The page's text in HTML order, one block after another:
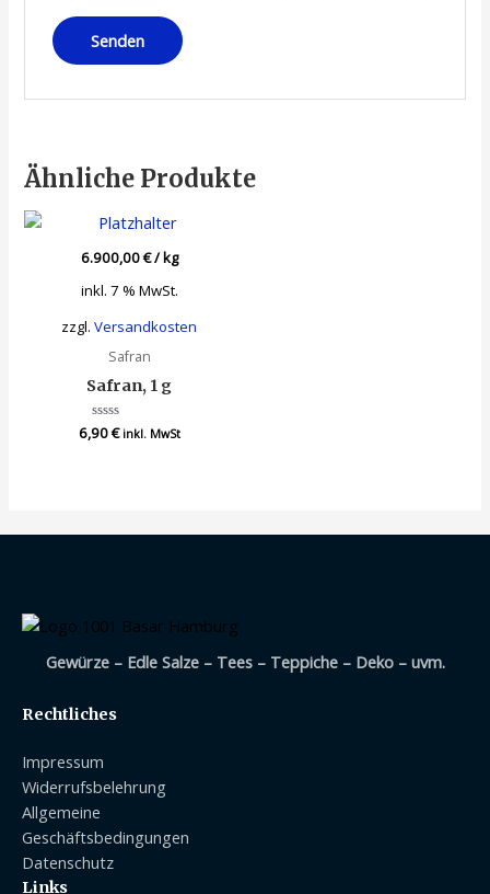
Ähnliche Produkte
6.900,00€/kg
inkl. 7 % MwSt.
zzgl.Versandkosten
Safran
Safran, 1 g
Bewertet
6,90€ inkl. MwSt
Gewürze – Edle Salze – Tees – Teppiche – Deko – uvm.
Rechtliches
Impressum
Widerrufsbelehrung
Allgemeine
Geschäftsbedingungen
Datenschutz
Links